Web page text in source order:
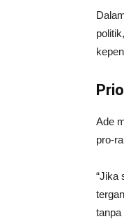
Ade
pro-
“Jika
tanpa